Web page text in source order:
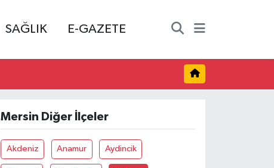
SAĞLIK E-GAZETE
Mersin Diğer İlçeler
Akdeniz Anamur Aydincik